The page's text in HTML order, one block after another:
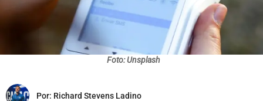
Foto: Unsplash
Por: Richard Stevens Ladino